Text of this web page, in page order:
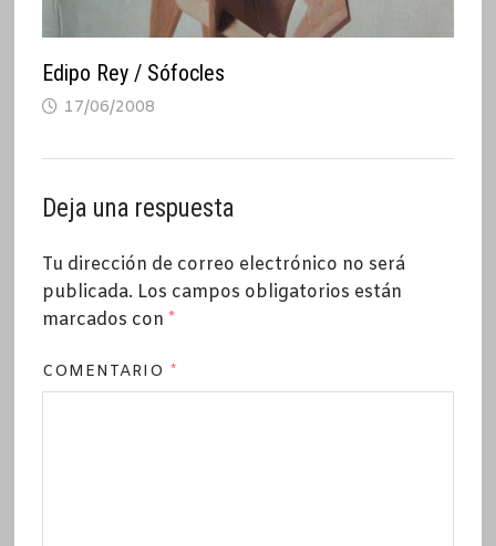
Edipo Rey / Sófocles
17/06/2008
Deja una respuesta
Tu dirección de correo electrónico no será
publicada. Los campos obligatorios están
marcados con *
COMENTARIO *